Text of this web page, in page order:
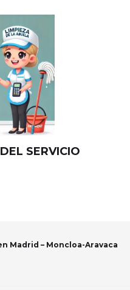
SERVICIO
Madrid – Moncloa-Aravaca